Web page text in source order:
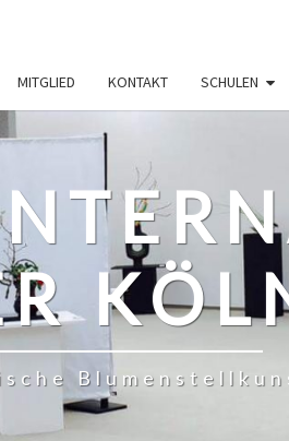
MITGLIED KONTAKT SCHULEN